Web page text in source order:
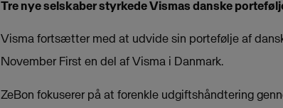
Tre nye selskaber styrkede Vismas danske
Visma fortsætter med at udvide sin portefølje af
November First en del af Visma i Danmark.
ZeBon fokuserer på at forenkle udgiftshåndtering